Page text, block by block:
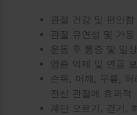
관절 건강 및 편안함
관절 유연성 및 가
운동 후 통증 및 일
염증 억제 및 연골
손목, 어깨, 무릎,
전신 관절에 효과적
계단 오르기, 걷기,